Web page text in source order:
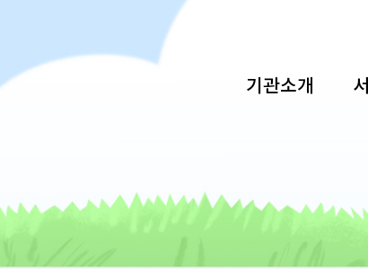
기관소개